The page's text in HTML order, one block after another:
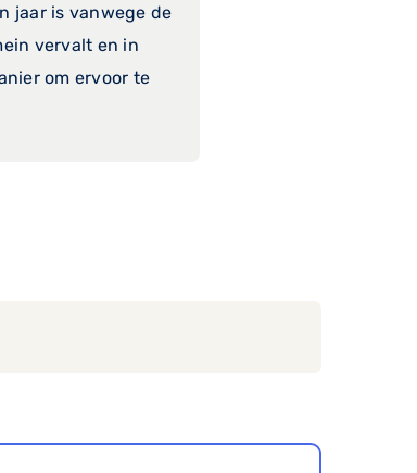
jaar is vanwege de
vervalt en in
om ervoor te